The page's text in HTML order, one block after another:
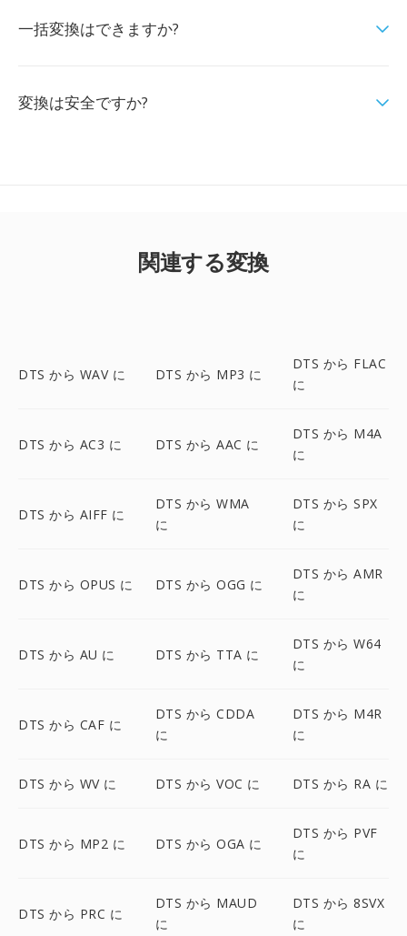
一括変換はできますか?
変換は安全ですか?
関連する変換
DTS から WAV に DTS から MP3 に
DTS から FLAC
に
DTS から AC3 に DTS から AAC に
DTS から M4A
に
DTS から AIFF に
DTS から WMA
に
DTS から SPX
に
DTS から OPUS に DTS から OGG に
DTS から AMR
に
DTS から AU に DTS から TTA に
DTS から W64
に
DTS から CAF に
DTS から CDDA
に
DTS から M4R
に
DTS から WV に DTS から VOC に DTS から RA に
DTS から MP2 に DTS から OGA に
DTS から PVF
に
DTS から PRC に
DTS から MAUD
に
DTS から 8SVX
に